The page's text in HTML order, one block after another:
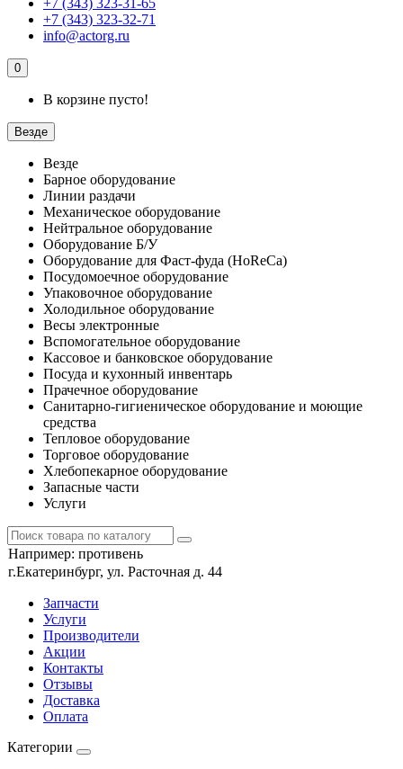
+7 (343) 323-31-65
+7 (343) 323-32-71
info@actorg.ru
0
В корзине пусто!
Везде
Везде
Барное оборудование
Линии раздачи
Механическое оборудование
Нейтральное оборудование
Оборудование Б/У
Оборудование для Фаст-фуда (HoReCa)
Посудомоечное оборудование
Упаковочное оборудование
Холодильное оборудование
Весы электронные
Вспомогательное оборудование
Кассовое и банковское оборудование
Посуда и кухонный инвентарь
Прачечное оборудование
Санитарно-гигиеническое оборудование и моющие
средства
Тепловое оборудование
Торговое оборудование
Хлебопекарное оборудование
Запасные части
Услуги
Например: противень
г.Екатеринбург, ул. Расточная д. 44
Запчасти
Услуги
Производители
Акции
Контакты
Отзывы
Доставка
Оплата
Категории